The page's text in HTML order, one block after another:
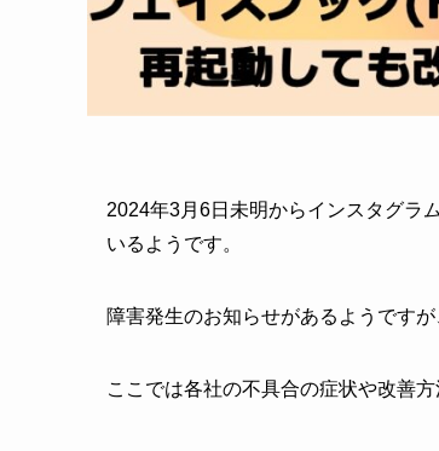
2024年3月6日未明からインスタグラ
いるようです。
障害発生のお知らせがあるようです
ここでは各社の不具合の症状や改善方